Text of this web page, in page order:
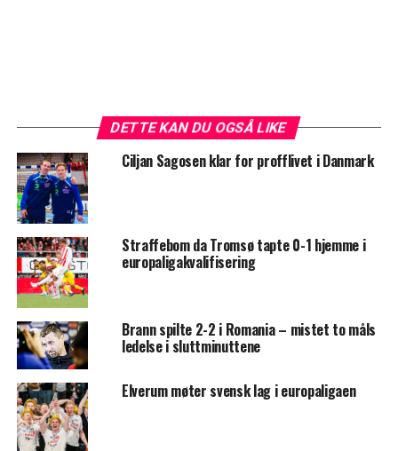
DETTE KAN DU OGSÅ LIKE
Ciljan Sagosen klar for profflivet i Danmark
Straffebom da Tromsø tapte 0-1 hjemme i
europaligakvalifisering
Brann spilte 2-2 i Romania – mistet to måls
ledelse i sluttminuttene
Elverum møter svensk lag i europaligaen